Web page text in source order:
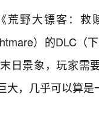
荒野大镖客：救
）的DLC（
日景象，玩家需
大，几乎可以算是